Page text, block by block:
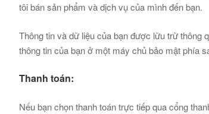
tôi bán sản phẩm và dịch vụ của mình đến bạn.
Thông tin và dữ liệu của bạn được lữu trữ thông
thông tin của bạn ở một máy chủ bảo mật phía
Thanh toán:
Nếu bạn chọn thanh toán trực tiếp qua cổng